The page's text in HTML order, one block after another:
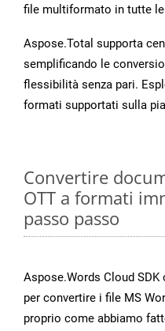
file multiformato in tutte
Aspose.Total supporta
semplificando le
flessibilità senza pari.
formati supportati sulla
Convertire
OTT a formati
passo passo
Aspose.Words Cloud
per convertire i file MS
proprio come abbiamo